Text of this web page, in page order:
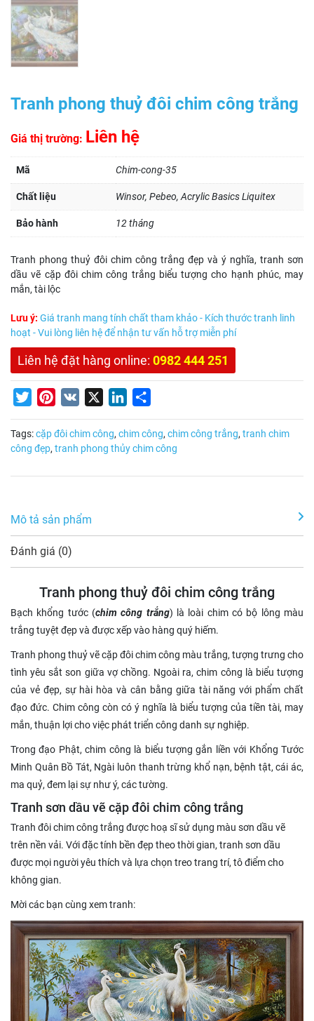
Tranh phong thuỷ đôi chim công trắng
Giá thị trường: Liên hệ
Mã Chim-cong-35
Chất liệu Winsor, Pebeo, Acrylic Basics Liquitex
Bảo hành 12 tháng
Tranh phong thuỷ đôi chim công trắng đẹp và ý nghĩa, tranh sơn
dầu vẽ cặp đôi chim công trắng biểu tượng cho hạnh phúc, may
mắn, tài lộc
Lưu ý: Giá tranh mang tính chất tham khảo - Kích thước tranh linh
hoạt - Vui lòng liên hệ để nhận tư vấn hỗ trợ miễn phí
Liên hệ đặt hàng online: 0982 444 251
TwitterPinterest
VK LinkedIn
Tags:cặp đôi chim công, chim công, chim công trắng, tranh chim
công đẹp, tranh phong thủy chim công
Mô tả sản phẩm
Đánh giá (0)
Tranh phong thuỷ đôi chim công trắng
Bạch khổng tước (chim công trắng) là loài chim có bộ lông màu
trắng tuyệt đẹp và được xếp vào hàng quý hiếm.
Tranh phong thuỷ vẽ cặp đôi chim công màu trắng, tượng trưng cho
tình yêu sắt son giữa vợ chồng. Ngoài ra, chim công là biểu tượng
của vẻ đẹp, sự hài hòa và cân bằng giữa tài năng với phẩm chất
đạo đức. Chim công còn có ý nghĩa là biểu tượng của tiền tài, may
mắn, thuận lợi cho việc phát triển công danh sự nghiệp.
Trong đạo Phật, chim công là biểu tượng gắn liền với Khổng Tước
Minh Quân Bồ Tát, Ngài luôn thanh trừng khổ nạn, bệnh tật, cái ác,
ma quỷ, đem lại sự như ý, các tường.
Tranh sơn dầu vẽ cặp đôi chim công trắng
Tranh đôi chim công trắng được hoạ sĩ sử dụng màu sơn dầu vẽ
trên nền vải. Với đặc tính bền đẹp theo thời gian, tranh sơn dầu
được mọi người yêu thích và lựa chọn treo trang trí, tô điểm cho
không gian.
Mời các bạn cùng xem tranh: